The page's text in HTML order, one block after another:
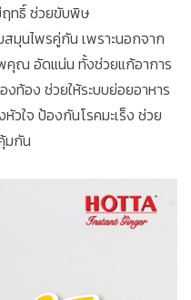
ทธิ์ ช่วยขับพิษ
มุนไพรคู่กัน เพราะนอกจาก
คุณ อัดแน่น ทั้งช่วยแก้อาการ
ท้อง ช่วยให้ระบบย่อยอาหาร
วใจ ป้องกันโรคมะเร็ง ช่วย
มกัน